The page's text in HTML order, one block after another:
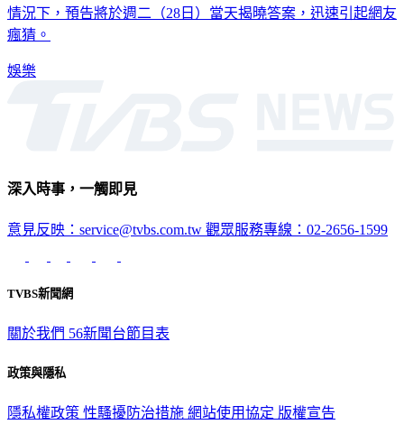
情況下，預告將於週二（28日）當天揭曉答案，迅速引起網友
瘋猜。
娛樂
深入時事，一觸即見
意見反映：service@tvbs.com.tw 觀眾服務專線：02-2656-1599
TVBS新聞網
關於我們 56新聞台節目表
政策與隱私
隱私權政策 性騷擾防治措施 網站使用協定 版權宣告